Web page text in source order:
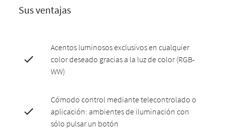
Sus ventajas
Acentos luminosos exclusivos en cualquier
color deseado gracias a la luz de color (RGB-
WW)
Cómodo control mediante telecontrolado o
aplicación: ambientes de iluminación con
sólo pulsar un botón